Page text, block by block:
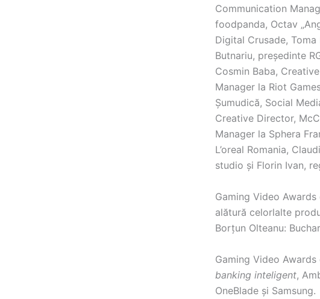
Communication
foodpanda, Octav
Digital Crusade,
Butnariu, președinte
Cosmin Baba,
Manager la Riot
Șumudică, Social
Creative Director,
Manager la Sphera
L’oreal Romania,
studio și Florin Ivan,
Gaming Video
alătură celorlalte
Borțun Olteanu:
Gaming Video
banking inteligent,
OneBlade și Samsung.